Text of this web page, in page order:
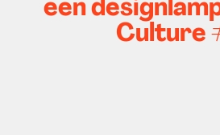
een
Culture